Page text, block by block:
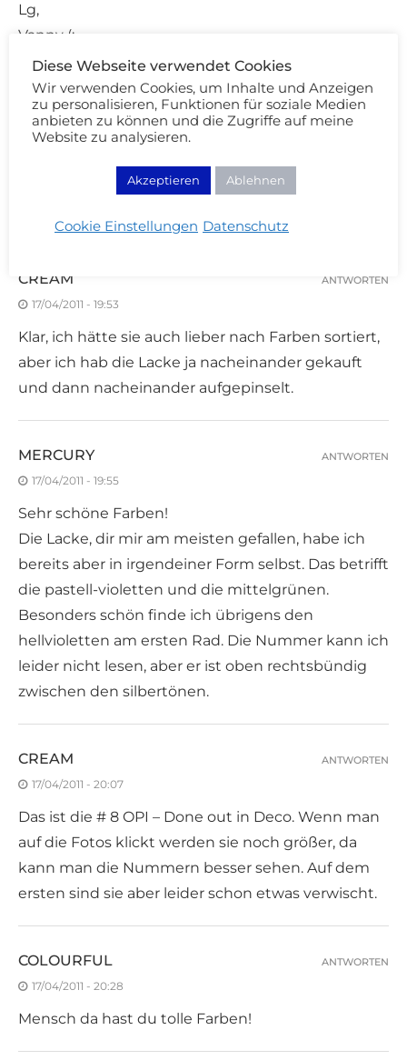
Lg,
Vanny (:
♥LILA
17/04/2011 - 19:51
Stört es dich nicht, dass es so unübersichtlich ist?
ANTWORTEN
CREAM
17/04/2011 - 19:53
Klar, ich hätte sie auch lieber nach Farben sortiert,
aber ich hab die Lacke ja nacheinander gekauft
und dann nacheinander aufgepinselt.
ANTWORTEN
MERCURY
17/04/2011 - 19:55
Sehr schöne Farben!
Die Lacke, dir mir am meisten gefallen, habe ich
bereits aber in irgendeiner Form selbst. Das betrifft
die pastell-violetten und die mittelgrünen.
Besonders schön finde ich übrigens den
hellvioletten am ersten Rad. Die Nummer kann ich
leider nicht lesen, aber er ist oben rechtsbündig
zwischen den silbertönen.
ANTWORTEN
CREAM
17/04/2011 - 20:07
Das ist die # 8 OPI – Done out in Deco. Wenn man
auf die Fotos klickt werden sie noch größer, da
kann man die Nummern besser sehen. Auf dem
ersten sind sie aber leider schon etwas verwischt.
ANTWORTEN
COLOURFUL
17/04/2011 - 20:28
Mensch da hast du tolle Farben!
ANTWORTEN
Diese Webseite verwendet Cookies
Wir verwenden Cookies, um Inhalte und Anzeigen
zu personalisieren, Funktionen für soziale Medien
anbieten zu können und die Zugriffe auf meine
Website zu analysieren.
Akzeptieren Ablehnen
Cookie Einstellungen Datenschutz